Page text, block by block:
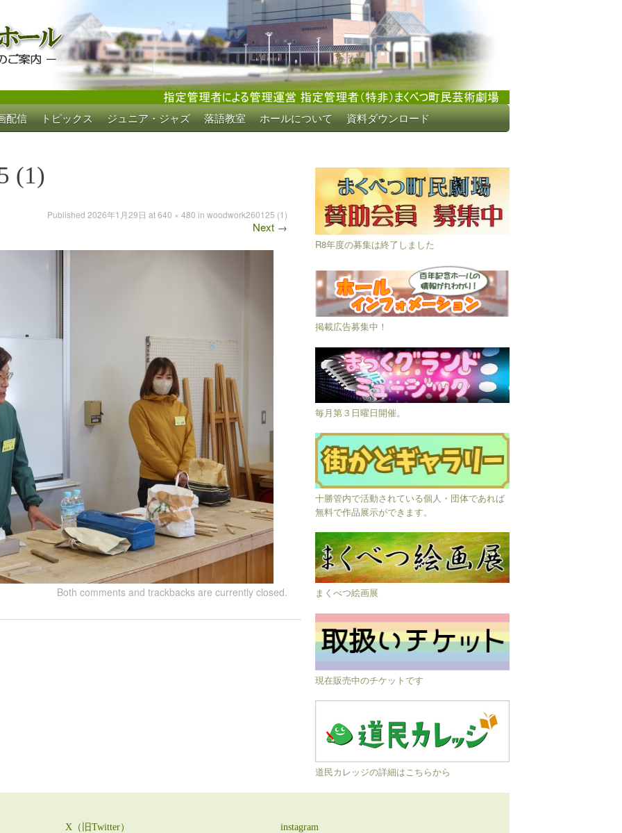
ール
配信 トピックス ジュニア・ジャズ 落語教室 ホールについて 資料ダウンロード
(1)
Published 2026年1月29日 at640 × 480 in woodwork260125 (1)
Next →
Both comments and trackbacks are currently closed.
R8年度の募集は終了しました
掲載広告募集中！
毎月第３日曜日開催。
十勝管内で活動されている個人・団体であれば
無料で作品展示ができます。
まくべつ絵画展
現在販売中のチケットです
道民カレッジの詳細はこちらから
X（旧Twitter） instagram